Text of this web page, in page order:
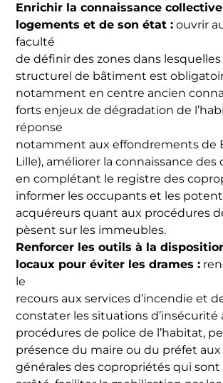
Enrichir la connaissance
logements et de son état : ouvrir
faculté
de définir des zones dans
structurel de bâtiment est
notamment en centre ancien
forts enjeux de dégradation de
réponse
notamment aux effondrements de
Lille), améliorer la connaissance
en complétant le registre des
informer les occupants et les
acquéreurs quant aux procédures
pèsent sur les immeubles.
Renforcer les outils à la
locaux pour éviter les drames :
le
recours aux services d’incendie et
constater les situations d’insécurité
procédures de police de l’habitat,
présence du maire ou du préfet
générales des copropriétés qui sont